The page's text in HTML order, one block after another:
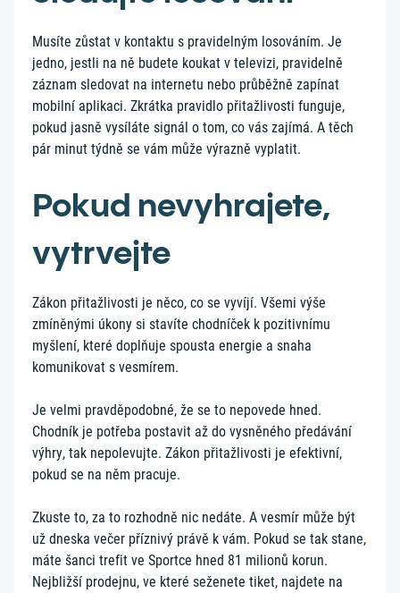
Musíte zůstat v kontaktu s pravidelným losováním. Je
jedno, jestli na ně budete koukat v televizi, pravidelně
záznam sledovat na internetu nebo průběžně zapínat
mobilní aplikaci. Zkrátka pravidlo přitažlivosti funguje,
pokud jasně vysíláte signál o tom, co vás zajímá. A těch
pár minut týdně se vám může výrazně vyplatit.
Pokud nevyhrajete,
vytrvejte
Zákon přitažlivosti je něco, co se vyvíjí. Všemi výše
zmíněnými úkony si stavíte chodníček k pozitivnímu
myšlení, které doplňuje spousta energie a snaha
komunikovat s vesmírem.
Je velmi pravděpodobné, že se to nepovede hned.
Chodník je potřeba postavit až do vysněného předávání
výhry, tak nepolevujte. Zákon přitažlivosti je efektivní,
pokud se na něm pracuje.
Zkuste to, za to rozhodně nic nedáte. A vesmír může být
už dneska večer příznivý právě k vám. Pokud se tak stane,
máte šanci trefit ve Sportce hned 81 milionů korun.
Nejbližší prodejnu, ve které seženete tiket, najdete na